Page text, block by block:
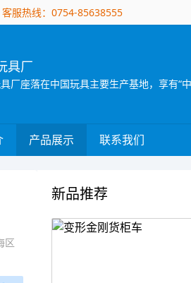
客服热线：0754-85638555
具厂
产品展示 联系我们
区
新品推荐